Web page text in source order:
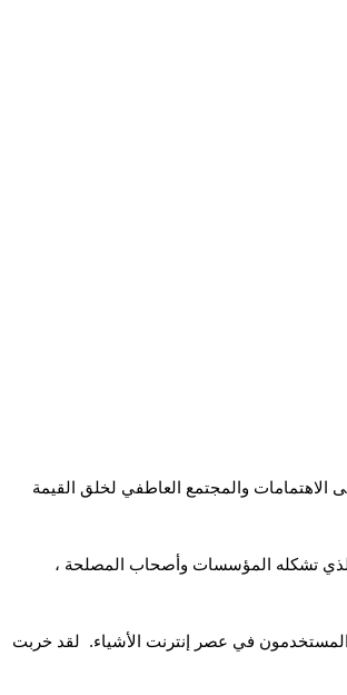
الاهتمامات والمجتمع العاطفي لخلق القيمة
الذي تشكله المؤسسات وأصحاب المصلحة ،
في عصر إنترنت الأشياء. لقد خربت